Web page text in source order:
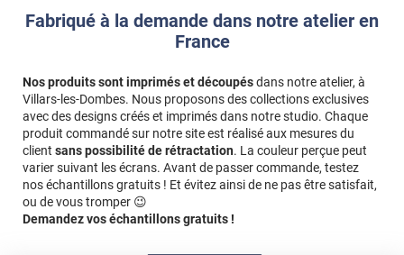
Fabriqué à la demande dans notre atelier en
France
Nos produits sont imprimés et découpésdans notre atelier, à
Villars-les-Dombes. Nous proposons des collections exclusives
avec des designs créés et imprimés dans notre studio. Chaque
produit commandé sur notre site est réalisé aux mesures du
client sans possibilité de rétractation. La couleur perçue peut
varier suivant les écrans. Avant de passer commande, testez
nos échantillons gratuits ! Et évitez ainsi de ne pas être satisfait,
ou de vous tromper 😉
Demandez vos échantillons gratuits !